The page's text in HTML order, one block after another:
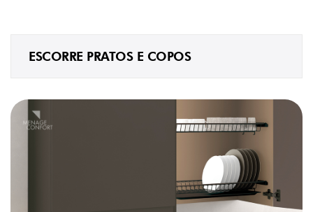
ESCORRE PRATOS E COPOS
Inox
(3)
PESO